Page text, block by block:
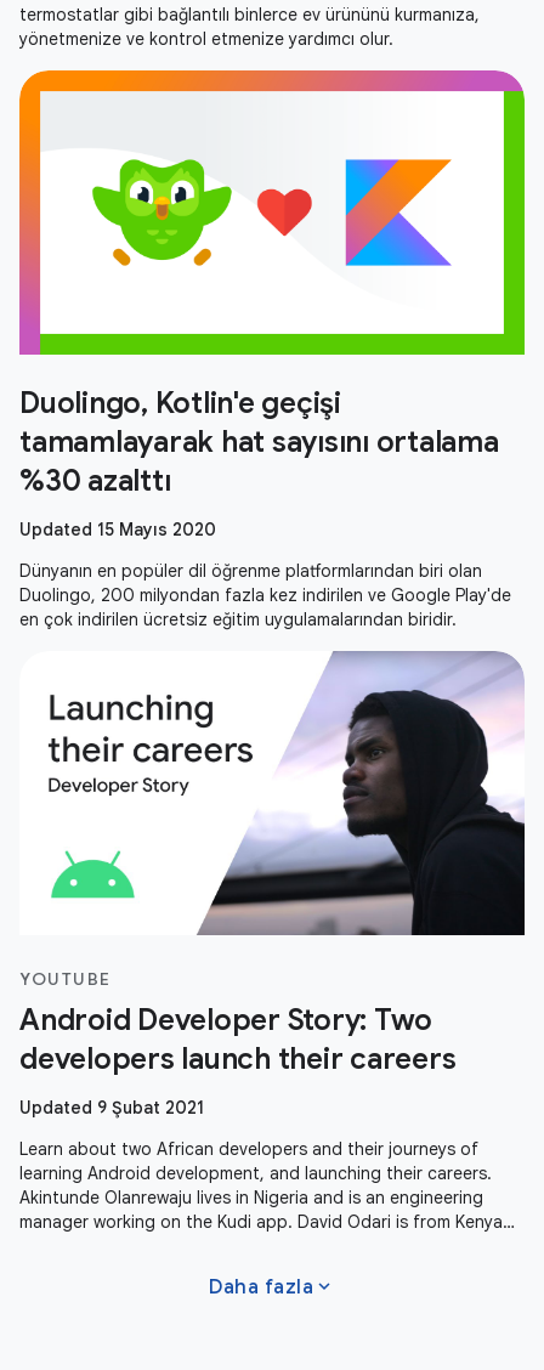
termostatlar gibi bağlantılı binlerce ev ürününü kurmanıza,
yönetmenize ve kontrol etmenize yardımcı olur.
Duolingo, Kotlin'e geçişi
tamamlayarak hat sayısını ortalama
%30 azalttı
Updated 15 Mayıs 2020
Dünyanın en popüler dil öğrenme platformlarından biri olan
Duolingo, 200 milyondan fazla kez indirilen ve Google Play'de
en çok indirilen ücretsiz eğitim uygulamalarından biridir.
YOUTUBE
Android Developer Story: Two
developers launch their careers
Updated 9 Şubat 2021
Learn about two African developers and their journeys of
learning Android development, and launching their careers.
Akintunde Olanrewaju lives in Nigeria and is an engineering
manager working on the Kudi app. David Odari is from Kenya
Daha fazla expand_more